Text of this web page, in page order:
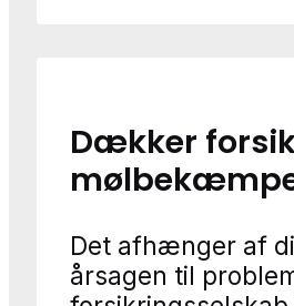
Dækker
Det afhænger af
årsagen til